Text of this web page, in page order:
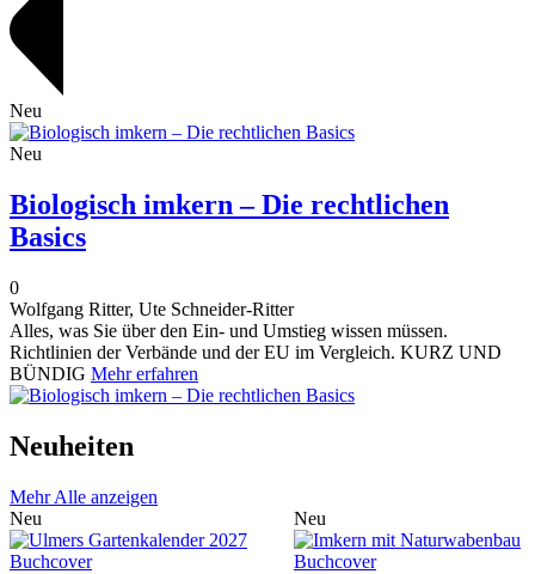
Neu
Neu
Biologisch imkern – Die rechtlichen
Basics
0
Wolfgang Ritter, Ute Schneider-Ritter
Alles, was Sie über den Ein- und Umstieg wissen müssen.
Richtlinien der Verbände und der EU im Vergleich. KURZ UND
BÜNDIG Mehr erfahren
Neuheiten
Mehr Alle anzeigen
Neu
Buchcover
Neu
Buchcover